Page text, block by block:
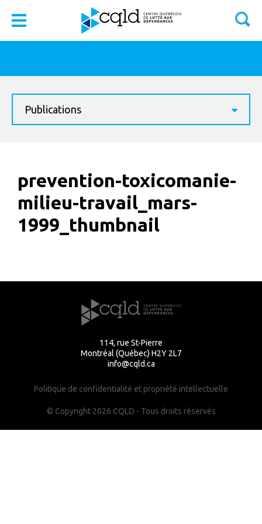
Publications
prevention-toxicomanie-
milieu-travail_mars-
1999_thumbnail
114, rue St-Pierre
Montréal (Québec) H2Y 2L7
info@cqld.ca
© Copyright 2026 CQLD - Tous droits réservés
Politique de confidentialité et propriété intellectuelle